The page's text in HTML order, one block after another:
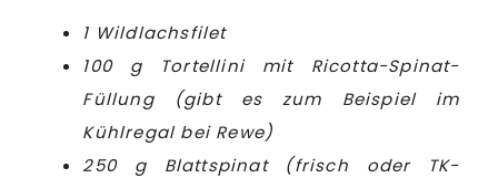
1 Wildlachsfilet
100 g Tortellini mit Ricotta-Spinat-
Füllung (gibt es zum Beispiel im
Kühlregal bei Rewe)
250 g Blattspinat (frisch oder TK-